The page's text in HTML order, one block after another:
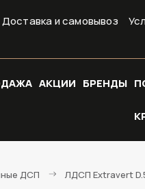
Доставка и самовывоз
АКЦИИ БРЕНДЫ
ДСП ЛДСП Extravert